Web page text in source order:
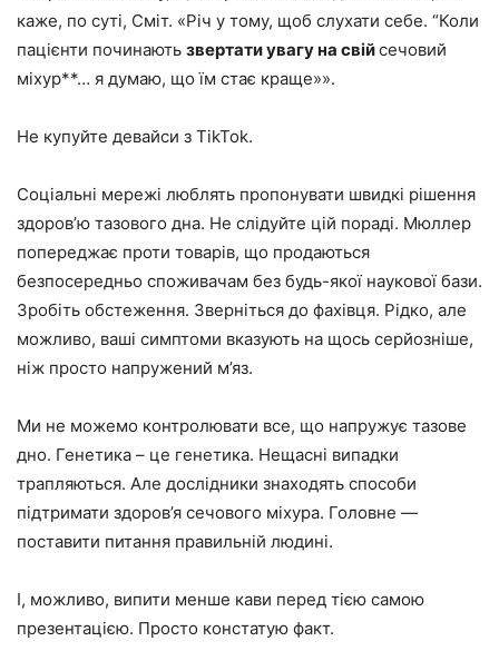
каже, по суті, Сміт. «Річ у тому, щоб слухати себе. “Коли
пацієнти починають звертати увагу на свійсечовий
міхур**… я думаю, що їм стає краще»».
Не купуйте девайси з TikTok.
Соціальні мережі люблять пропонувати швидкі рішення
здоров’ю тазового дна. Не слідуйте цій пораді. Мюллер
попереджає проти товарів, що продаються
безпосередньо споживачам без будь-якої наукової бази.
Зробіть обстеження. Зверніться до фахівця. Рідко, але
можливо, ваші симптоми вказують на щось серйозніше,
ніж просто напружений м’яз.
Ми не можемо контролювати все, що напружує тазове
дно. Генетика – це генетика. Нещасні випадки
трапляються. Але дослідники знаходять способи
підтримати здоров’я сечового міхура. Головне —
поставити питання правильній людині.
І, можливо, випити менше кави перед тією самою
презентацією. Просто констатую факт.